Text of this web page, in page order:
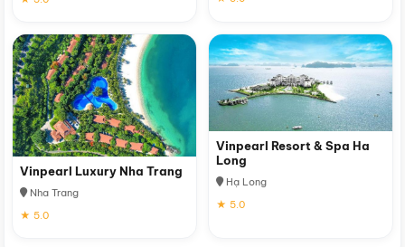
Vinpearl Luxury Nha Trang
Nha Trang
★ 5.0
Vinpearl Resort & Spa Ha
Long
Hạ Long
★ 5.0